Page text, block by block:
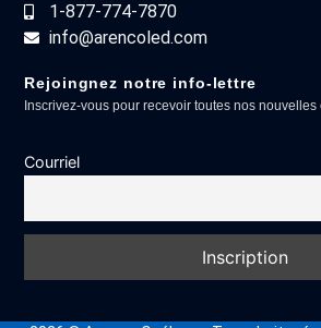
1-877-774-7870
info@arencoled.com
Rejoingnez notre info-lettre
Inscrivez-vous pour recevoir toutes nos nouvelles
Courriel